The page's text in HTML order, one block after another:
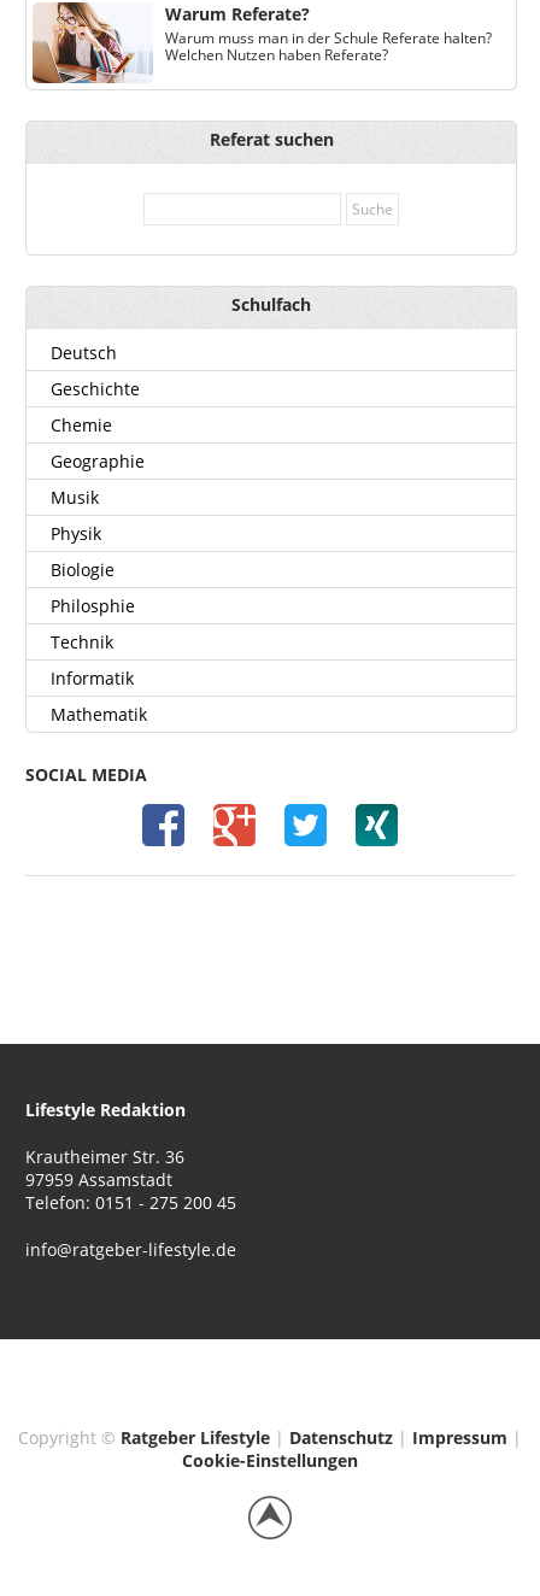
Warum Referate?
Warum muss man in der Schule Referate halten?
Welchen Nutzen haben Referate?
Referat suchen
Schulfach
Deutsch
Geschichte
Chemie
Geographie
Musik
Physik
Biologie
Philosphie
Technik
Informatik
Mathematik
SOCIAL MEDIA
Lifestyle Redaktion
Krautheimer Str. 36
97959 Assamstadt
Telefon: 0151 - 275 200 45
info@ratgeber-lifestyle.de
Copyright © Ratgeber Lifestyle | Datenschutz | Impressum |
Cookie-Einstellungen